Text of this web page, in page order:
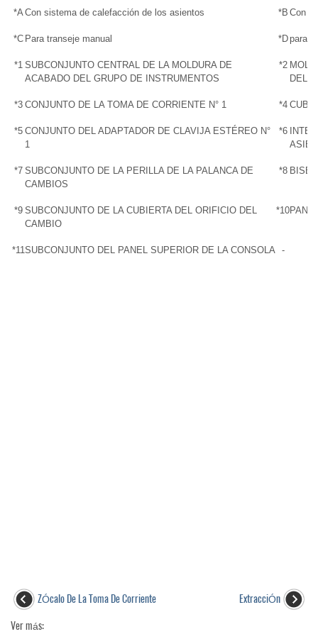
*ACon sistema de calefacción de los asientos *B Con
*C Para transeje manual *Dpara
*1 SUBCONJUNTO CENTRAL DE LA MOLDURA DE
ACABADO DEL GRUPO DE INSTRUMENTOS
*2
DEL
*3 CONJUNTO DE LA TOMA DE CORRIENTE N° 1 *4
*5 CONJUNTO DEL ADAPTADOR DE CLAVIJA ESTÉREO N°
1
*6
*7 SUBCONJUNTO DE LA PERILLA DE LA PALANCA DE
CAMBIOS
*8
*9 SUBCONJUNTO DE LA CUBIERTA DEL ORIFICIO DEL
CAMBIO
*10
*11SUBCONJUNTO DEL PANEL SUPERIOR DE LA CONSOLA -
ZÓcalo De La Toma De Corriente
ExtracciÓn
Ver más: